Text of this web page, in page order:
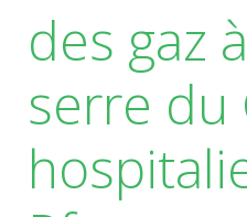
des gaz
serre du